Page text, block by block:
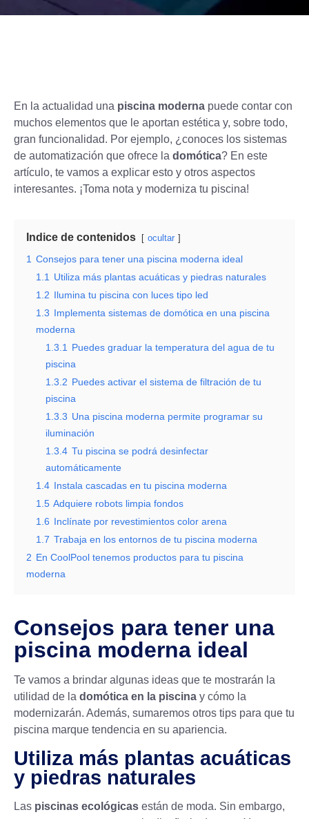
En la actualidad una piscina moderna puede contar con
muchos elementos que le aportan estética y, sobre todo,
gran funcionalidad. Por ejemplo, ¿conoces los sistemas
de automatización que ofrece la domótica? En este
artículo, te vamos a explicar esto y otros aspectos
interesantes. ¡Toma nota y moderniza tu piscina!
Indice de contenidos ocultar
1 Consejos para tener una piscina moderna ideal
1.1 Utiliza más plantas acuáticas y piedras naturales
1.2 Ilumina tu piscina con luces tipo led
1.3 Implementa sistemas de domótica en una piscina
moderna
1.3.1 Puedes graduar la temperatura del agua de tu
piscina
1.3.2 Puedes activar el sistema de filtración de tu
piscina
1.3.3 Una piscina moderna permite programar su
iluminación
1.3.4 Tu piscina se podrá desinfectar
automáticamente
1.4 Instala cascadas en tu piscina moderna
1.5 Adquiere robots limpia fondos
1.6 Inclínate por revestimientos color arena
1.7 Trabaja en los entornos de tu piscina moderna
2 En CoolPool tenemos productos para tu piscina
moderna
Consejos para tener una
piscina moderna ideal
Te vamos a brindar algunas ideas que te mostrarán la
utilidad de la domótica en la piscina y cómo la
modernizarán. Además, sumaremos otros tips para que tu
piscina marque tendencia en su apariencia.
Utiliza más plantas acuáticas
y piedras naturales
Las piscinas ecológicas están de moda. Sin embargo,